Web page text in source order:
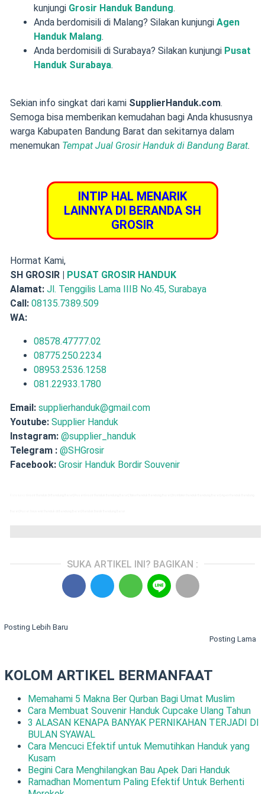
kunjungi Grosir Handuk Bandung.
Anda berdomisili di Malang? Silakan kunjungi Agen
Handuk Malang.
Anda berdomisili di Surabaya? Silakan kunjungi Pusat
Handuk Surabaya.
Sekian info singkat dari kami SupplierHanduk.com.
Semoga bisa memberikan kemudahan bagi Anda khususnya
warga Kabupaten Bandung Barat dan sekitarnya dalam
menemukan Tempat Jual Grosir Handuk di Bandung Barat.
INTIP HAL MENARIK
LAINNYA DI BERANDA SH
GROSIR
Hormat Kami,
SH GROSIR | PUSAT GROSIR HANDUK
Alamat: Jl. Tenggilis Lama IIIB No.45, Surabaya
Call: 08135.7389.509
WA:
08578.47777.02
08775.250.2234
08953.2536.1258
081.22933.1780
Email: supplierhanduk@gmail.com
Youtube: Supplier Handuk
Instagram: @supplier_handuk
Telegram : @SHGrosir
Facebook: Grosir Handuk Bordir Souvenir
SUKA ARTIKEL INI? BAGIKAN :
Posting Lebih Baru
Posting Lama
KOLOM ARTIKEL BERMANFAAT
Memahami 5 Makna Ber Qurban Bagi Umat Muslim
Cara Membuat Souvenir Handuk Cupcake Ulang Tahun
3 ALASAN KENAPA BANYAK PERNIKAHAN TERJADI DI
BULAN SYAWAL
Cara Mencuci Efektif untuk Memutihkan Handuk yang
Kusam
Begini Cara Menghilangkan Bau Apek Dari Handuk
Ramadhan Momentum Paling Efektif Untuk Berhenti